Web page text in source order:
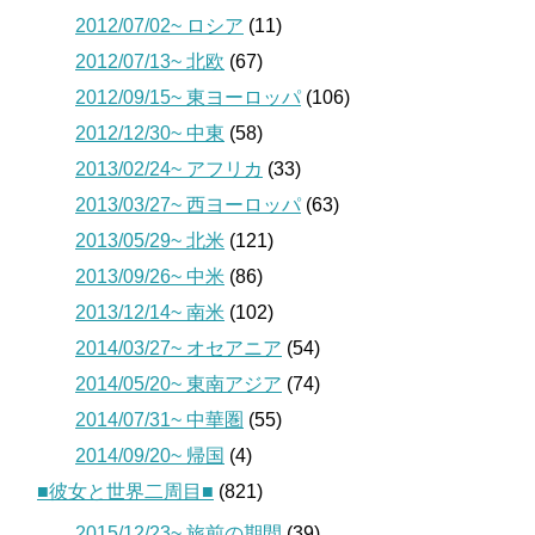
2012/07/02~ ロシア (11)
2012/07/13~ 北欧 (67)
2012/09/15~ 東ヨーロッパ (106)
2012/12/30~ 中東 (58)
2013/02/24~ アフリカ (33)
2013/03/27~ 西ヨーロッパ (63)
2013/05/29~ 北米 (121)
2013/09/26~ 中米 (86)
2013/12/14~ 南米 (102)
2014/03/27~ オセアニア (54)
2014/05/20~ 東南アジア (74)
2014/07/31~ 中華圏 (55)
2014/09/20~ 帰国 (4)
■彼女と世界二周目■ (821)